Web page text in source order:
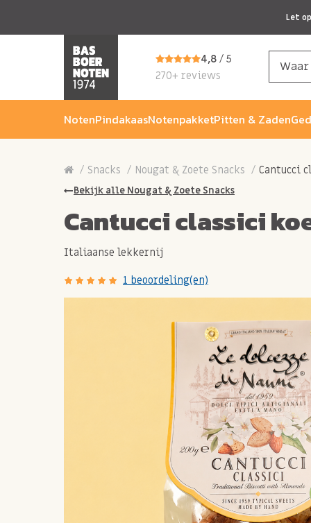
Let
4,8/ 5
270+ reviews
NotenPindakaasNotenpakketPitten & Zaden
Snacks Nougat & Zoete Snacks Cantucci
Bekijk alle Nougat & Zoete Snacks
Cantucci classici
Italiaanse lekkernij
1 beoordeling(en)